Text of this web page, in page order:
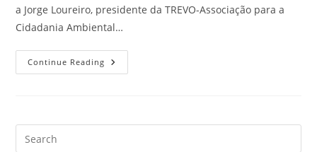
a Jorge Loureiro, presidente da TREVO-Associação para a
Cidadania Ambiental…
Continue Reading